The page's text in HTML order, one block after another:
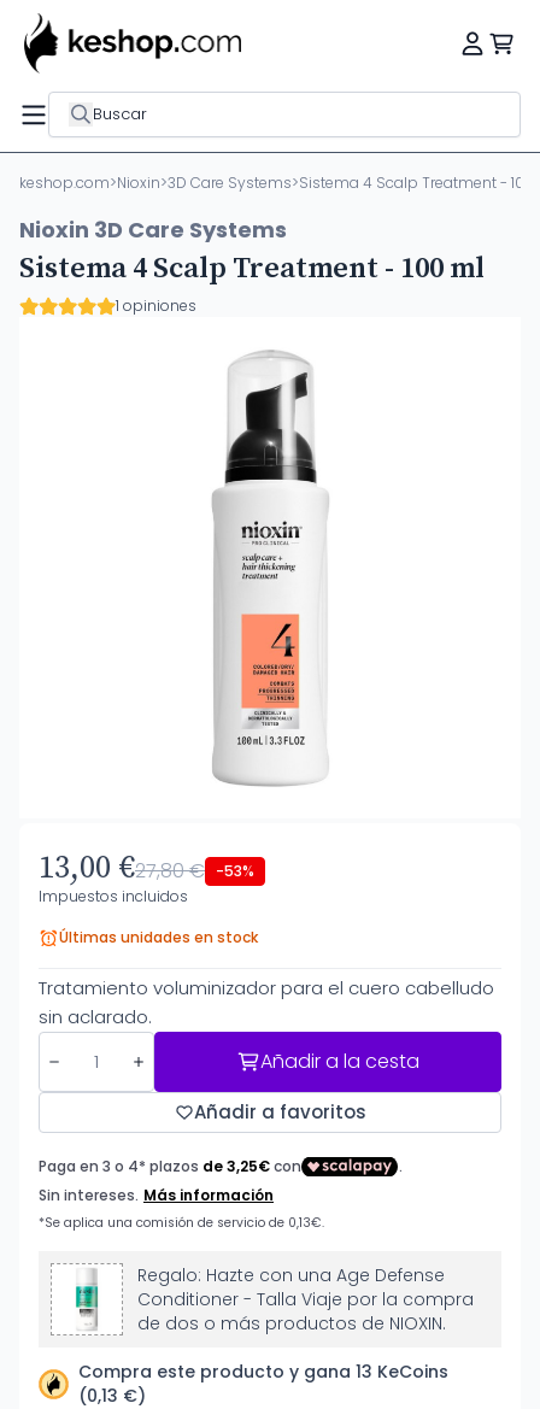
Buscar
keshop.com>Nioxin>3D Care Systems>Sistema 4 Scalp Treatment - 100
Nioxin 3D Care Systems
Sistema 4 Scalp Treatment - 100 ml
1 opiniones
13,00 €27,80 € -53%
Impuestos incluidos
Últimas unidades en stock
Tratamiento voluminizador para el cuero cabelludo
sin aclarado.
Añadir a la cesta
Añadir a favoritos
Regalo: Hazte con una Age Defense
Conditioner - Talla Viaje por la compra
de dos o más productos de NIOXIN.
Compra este producto y gana 13 KeCoins
(0,13 €)